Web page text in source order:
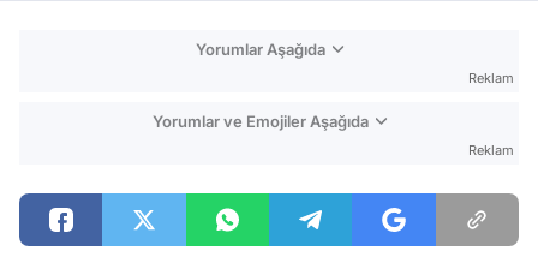
Yorumlar Aşağıda
Reklam
Yorumlar ve Emojiler Aşağıda
Reklam